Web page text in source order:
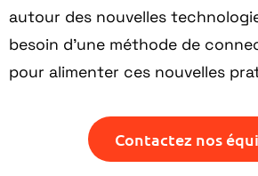
autour des nouvelles
besoin d’une méthode de
pour alimenter ces nouvelles
Contactez nos